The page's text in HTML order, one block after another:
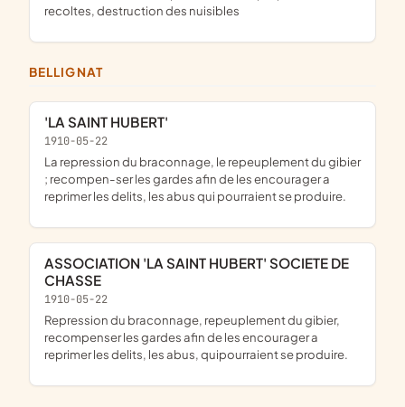
recoltes, destruction des nuisibles
BELLIGNAT
'LA SAINT HUBERT'
1910-05-22
la repression du braconnage, le repeuplement du gibier
; recompen-ser les gardes afin de les encourager a
reprimer les delits, les abus qui pourraient se produire.
ASSOCIATION 'LA SAINT HUBERT' SOCIETE DE
CHASSE
1910-05-22
repression du braconnage, repeuplement du gibier,
recompenser les gardes afin de les encourager a
reprimer les delits, les abus, quipourraient se produire.